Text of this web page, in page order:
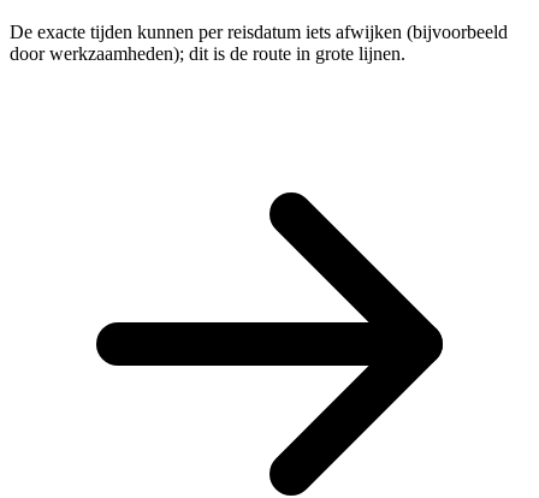
De exacte tijden kunnen per reisdatum iets afwijken (bijvoorbeeld
door werkzaamheden); dit is de route in grote lijnen.